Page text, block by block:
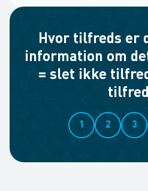
Hvor tilfreds er
information om
= slet ikke
1 2 3